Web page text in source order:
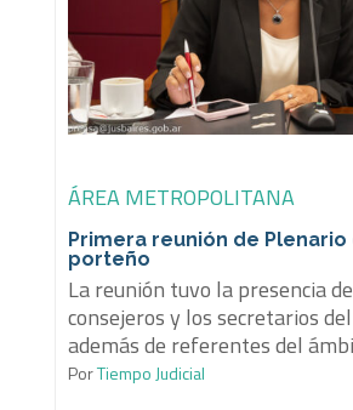
ÁREA METROPOLITANA
Primera reunión de
porteño
La reunión tuvo la presencia
consejeros y los secretarios
además de referentes del
PorTiempo Judicial